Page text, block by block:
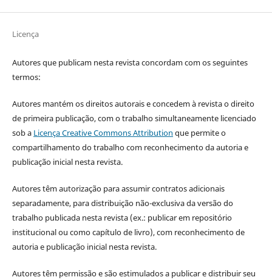
Licença
Autores que publicam nesta revista concordam com os seguintes
termos:
Autores mantém os direitos autorais e concedem à revista o direito
de primeira publicação, com o trabalho simultaneamente licenciado
sob a Licença Creative Commons Attribution que permite o
compartilhamento do trabalho com reconhecimento da autoria e
publicação inicial nesta revista.
Autores têm autorização para assumir contratos adicionais
separadamente, para distribuição não-exclusiva da versão do
trabalho publicada nesta revista (ex.: publicar em repositório
institucional ou como capítulo de livro), com reconhecimento de
autoria e publicação inicial nesta revista.
Autores têm permissão e são estimulados a publicar e distribuir seu